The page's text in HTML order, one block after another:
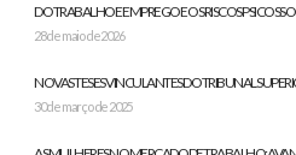
DO TRABALHO E EMPREGO E OS RISCOS
28 de maio de 2026
NOVAS TESES VINCULANTES DO TRIBUNAL
30 de março de 2025